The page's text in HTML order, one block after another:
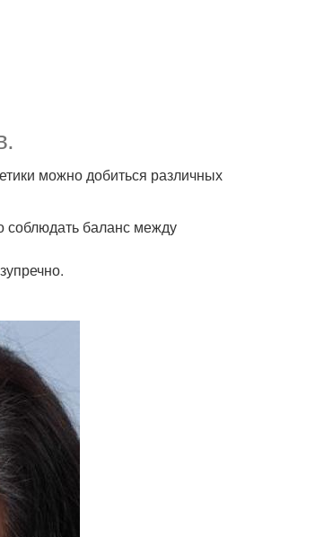
можно добиться различных
баланс между